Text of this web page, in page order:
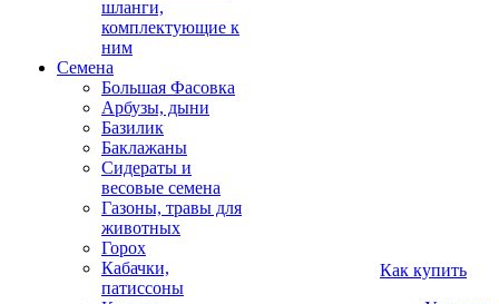
шланги,
комплектующие к
ним
Семена
Большая Фасовка
Арбузы, дыни
Базилик
Баклажаны
Сидераты и
весовые семена
Газоны, травы для
животных
Горох
Кабачки,
патиссоны
Как купить